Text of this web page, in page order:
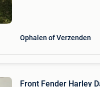
Ophalen of Verzenden
Front Fender Harley